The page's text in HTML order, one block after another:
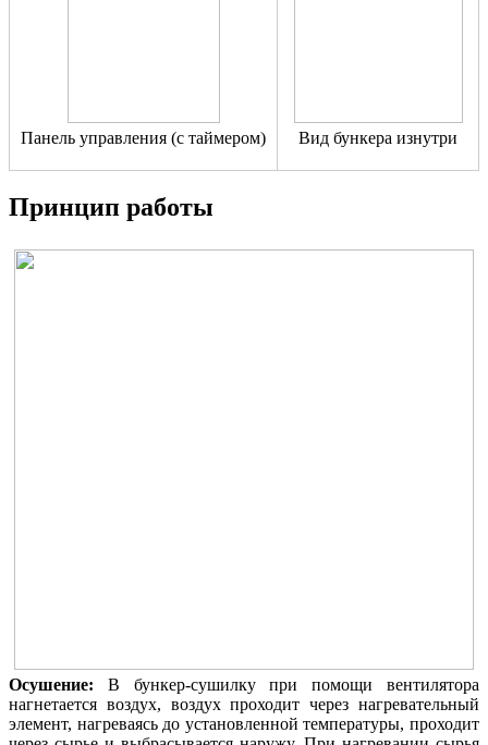
Панель управления (с таймером) Вид бункера изнутри
Принцип работы
Осушение: В бункер-сушилку при помощи вентилятора
нагнетается воздух, воздух проходит через нагревательный
элемент, нагреваясь до установленной температуры, проходит